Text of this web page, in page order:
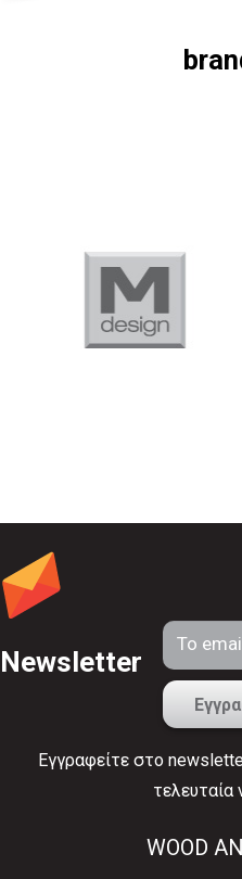
Newsletter
Εγγραφείτε στο
τελευταία
WOOD